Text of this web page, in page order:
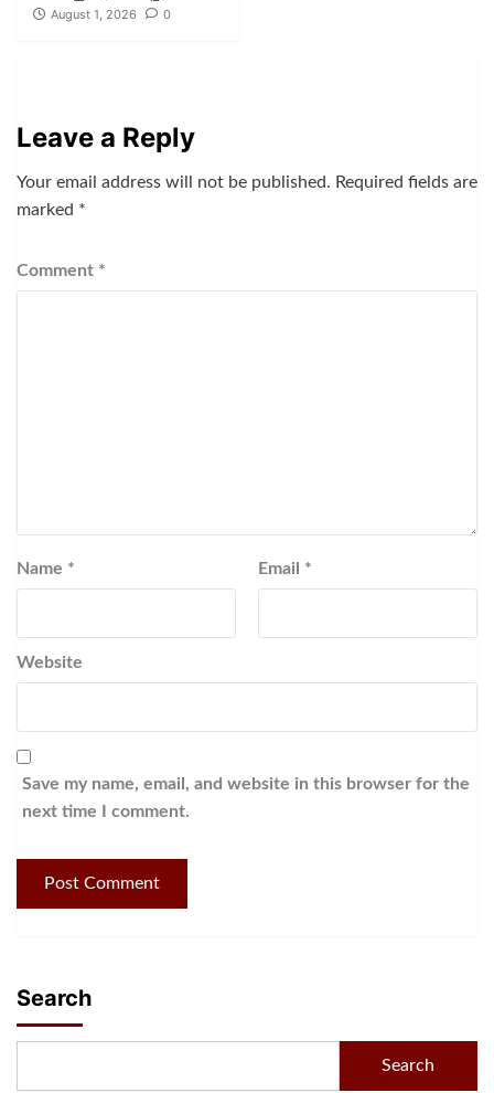
August 1, 2026 0
Leave a Reply
Your email address will not be published. Required fields are
marked *
Comment *
Name * Email *
Website
Save my name, email, and website in this browser for the
next time I comment.
Search
Search